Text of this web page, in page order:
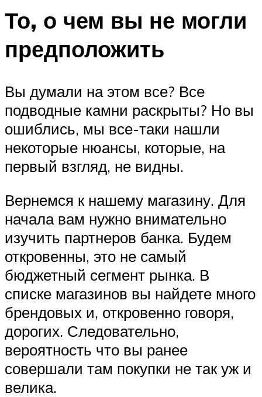
То, о чем вы не могли
предположить
Вы думали на этом все? Все
подводные камни раскрыты? Но вы
ошиблись, мы все-таки нашли
некоторые нюансы, которые, на
первый взгляд, не видны.
Вернемся к нашему магазину. Для
начала вам нужно внимательно
изучить партнеров банка. Будем
откровенны, это не самый
бюджетный сегмент рынка. В
списке магазинов вы найдете много
брендовых и, откровенно говоря,
дорогих. Следовательно,
вероятность что вы ранее
совершали там покупки не так уж и
велика.